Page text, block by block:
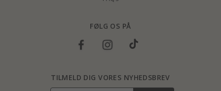
FØLG OS PÅ
TILMELD DIG VORES NYHEDSBREV